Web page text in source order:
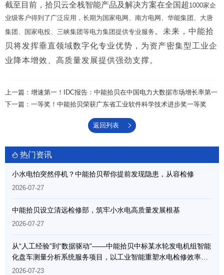
截至目前，拾贝云全栈智能产品及解决方案在全国超 1000家企
业级客户得到了广泛应用，长期为国家电网、南方电网、华能集团、大唐
集团、国家电投、三峡集团等电力集团提供专业服务 。未来，中能拾
贝将发挥垂直领域数字化专业优势，为资产密集型工业企
业降本增效、高质量发展提供强劲支撑。
上一篇：增速第一！IDC报告：中能拾贝在中国电力大数据市场增长率第一
下一篇：一等奖！中能拾贝荣获广东省工业软件科学技术进步奖一等奖
返回列表
热门资讯
小水电怕突然停机？中能拾贝帮你提前发现隐患，从容检修
2026-07-27
中能拾贝设立清远检修部，筑牢小水电高质量发展根基
2026-07-27
从“人工经验”到“数据驱动”——中能拾贝中标某水轮发电机组智能
化盘车测量分析系统服务项目，以工业智能重塑水电检修效率边
界
2026-07-23